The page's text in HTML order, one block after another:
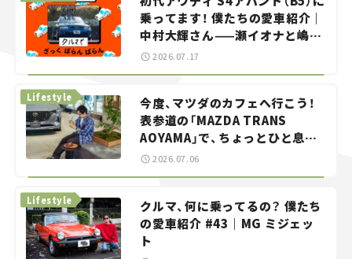
乗ってます！ 僕たちの愛車紹介｜
中村大輝さん——瀬イオナと嶋田
智之の「クルマでざっくばらんば
2026.07.17
今度、マツダのカフェへ行こう！
表参道の「MAZDA TRANS
AOYAMA」で、ちょっとひと息。
——連載｜CCGとクルマでどうす
Lifestyle
2026.07.06
クルマ、何に乗ってるの？ 僕たち
の愛車紹介 #43｜MG ミジェッ
ト
Lifestyle